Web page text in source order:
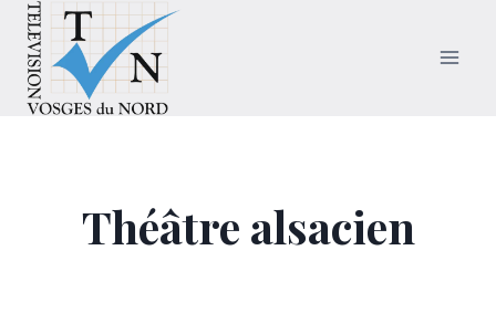
Aller
contenu
Théâtre alsacien